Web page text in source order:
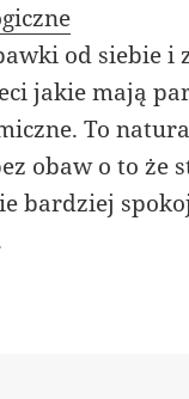
od siebie i
jakie mają
To
obaw o to że
bardziej